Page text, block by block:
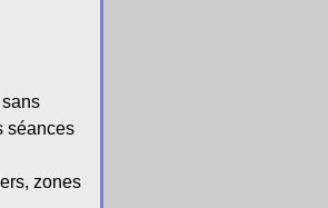
séances
zones